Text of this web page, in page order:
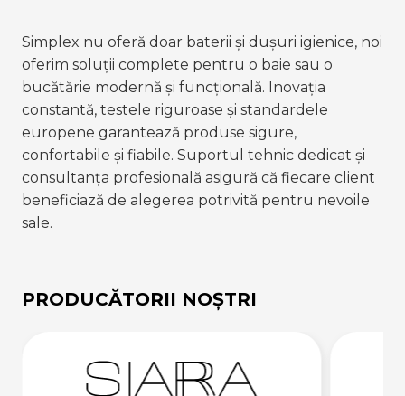
Simplex nu oferă doar baterii și dușuri igienice, noi
oferim soluții complete pentru o baie sau o
bucătărie modernă și funcțională. Inovația
constantă, testele riguroase și standardele
europene garantează produse sigure,
confortabile și fiabile. Suportul tehnic dedicat și
consultanța profesională asigură că fiecare client
beneficiază de alegerea potrivită pentru nevoile
sale.
PRODUCĂTORII NOȘTRI